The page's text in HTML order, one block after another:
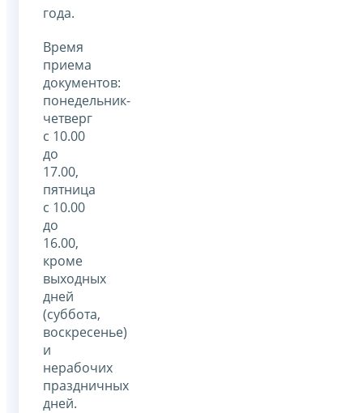
года.
Время
приема
документов:
понедельник-
четверг
с 10.00
до
17.00,
пятница
с 10.00
до
16.00,
кроме
выходных
дней
(суббота,
воскресенье)
и
нерабочих
праздничных
дней.